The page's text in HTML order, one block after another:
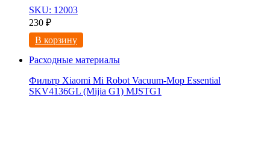
SKU: 12003
230 ₽
В корзину
Расходные материалы
Фильтр Xiaomi Mi Robot Vacuum-Mop Essential
SKV4136GL (Mijia G1) MJSTG1